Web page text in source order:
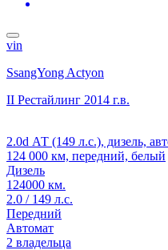
vin
SsangYong Actyon
II Рестайлинг 2014 г.в.
2.0d АТ (149 л.с.), дизель,
124 000 км, передний, белый
Дизель
124000 км.
2.0 / 149 л.с.
Передний
Автомат
2 владельца